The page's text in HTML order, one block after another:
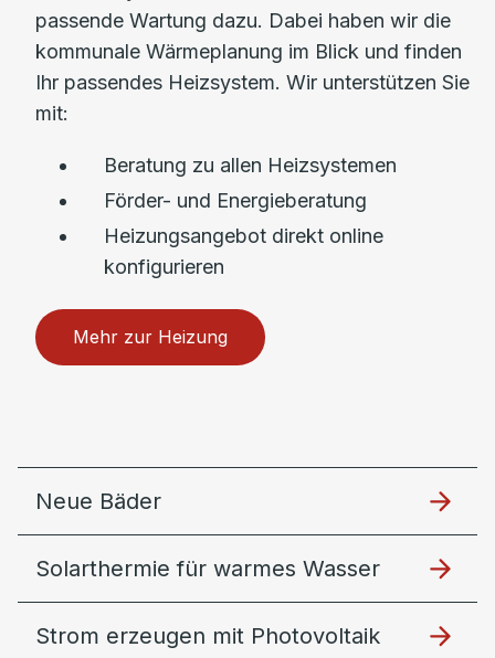
passende Wartung dazu. Dabei haben wir die
kommunale Wärmeplanung im Blick und finden
Ihr passendes Heizsystem. Wir unterstützen Sie
mit:
Beratung zu allen Heizsystemen
Förder- und Energieberatung
Heizungsangebot direkt online
konfigurieren
Mehr zur Heizung
Neue Bäder
Solarthermie für warmes Wasser
Strom erzeugen mit Photovoltaik